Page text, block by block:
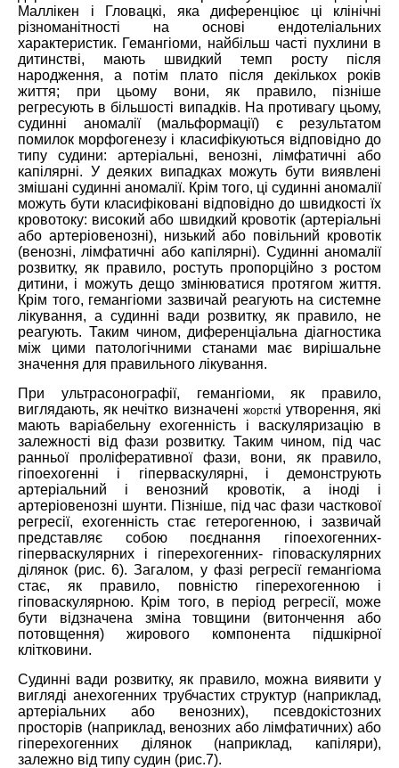
Маллікен і Гловацкі, яка диференціює ці клінічні
різноманітності на основі ендотеліальних
характеристик. Гемангіоми, найбільш часті пухлини в
дитинстві, мають швидкий темп росту після
народження, а потім плато після декількох років
життя; при цьому вони, як правило, пізніше
регресують в більшості випадків. На противагу цьому,
судинні аномалії (мальформації) є результатом
помилок морфогенезу і класифікуються відповідно до
типу судини: артеріальні, венозні, лімфатичні або
капілярні. У деяких випадках можуть бути виявлені
змішані судинні аномалії. Крім того, ці судинні аномалії
можуть бути класифіковані відповідно до швидкості їх
кровотоку: високий або швидкий кровотік (артеріальні
або артеріовенозні), низький або повільний кровотік
(венозні, лімфатичні або капілярні). Судинні аномалії
розвитку, як правило, ростуть пропорційно з ростом
дитини, і можуть дещо змінюватися протягом життя.
Крім того, гемангіоми зазвичай реагують на системне
лікування, а судинні вади розвитку, як правило, не
реагують. Таким чином, диференціальна діагностика
між цими патологічними станами має вирішальне
значення для правильного лікування.
При ультрасонографії, гемангіоми, як правило,
виглядають, як нечітко визначені жорсткі утворення, які
мають варіабельну ехогенність і васкуляризацію в
залежності від фази розвитку. Таким чином, під час
ранньої проліферативної фази, вони, як правило,
гіпоехогенні і гіперваскулярні, і демонструють
артеріальний і венозний кровотік, а іноді і
артеріовенозні шунти. Пізніше, під час фази часткової
регресії, ехогенність стає гетерогенною, і зазвичай
представляє собою поєднання гіпоехогенних-
гіперваскулярних і гіперехогенних- гіповаскулярних
ділянок (рис. 6). Загалом, у фазі регресії гемангіома
стає, як правило, повністю гіперехогенною і
гіповаскулярною. Крім того, в період регресії, може
бути відзначена зміна товщини (витончення або
потовщення) жирового компонента підшкірної
клітковини.
Судинні вади розвитку, як правило, можна виявити у
вигляді анехогенних трубчастих структур (наприклад,
артеріальних або венозних), псевдокістозних
просторів (наприклад, венозних або лімфатичних) або
гіперехогенних ділянок (наприклад, капіляри),
залежно від типу судин (рис.7).